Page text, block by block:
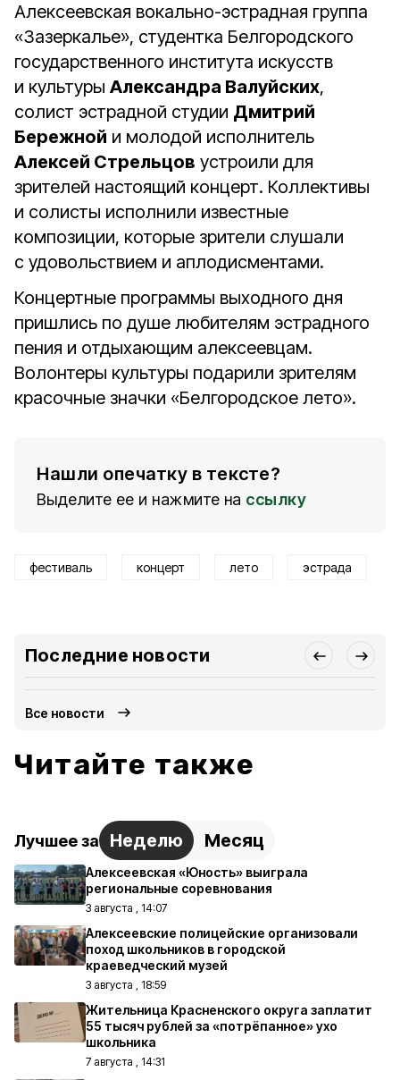
Алексеевская вокально-эстрадная группа
«Зазеркалье», студентка Белгородского
государственного института искусств
и культуры Александра Валуйских,
солист эстрадной студии Дмитрий
Бережной и молодой исполнитель
Алексей Стрельцов устроили для
зрителей настоящий концерт. Коллективы
и солисты исполнили известные
композиции, которые зрители слушали
с удовольствием и аплодисментами.
Концертные программы выходного дня
пришлись по душе любителям эстрадного
пения и отдыхающим алексеевцам.
Волонтеры культуры подарили зрителям
красочные значки «Белгородское лето».
Нашли опечатку в тексте?
Выделите ее и нажмите на ссылку
фестиваль концерт лето эстрада
Последние новости
Все новости
Читайте также
Лучшее за Неделю Месяц
Алексеевская «Юность» выиграла
региональные соревнования
3 августа , 14:07
Алексеевские полицейские организовали
поход школьников в городской
краеведческий музей
3 августа , 18:59
Жительница Красненского округа заплатит
55 тысяч рублей за «потрёпанное» ухо
школьника
7 августа , 14:31